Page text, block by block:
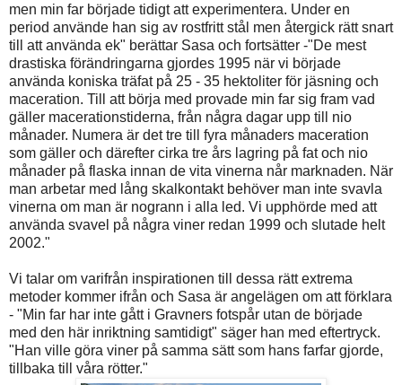
men min far började tidigt att experimentera. Under en
period använde han sig av rostfritt stål men återgick rätt snart
till att använda ek" berättar Sasa och fortsätter -"De mest
drastiska förändringarna gjordes 1995 när vi började
använda koniska träfat på 25 - 35 hektoliter för jäsning och
maceration. Till att börja med provade min far sig fram vad
gäller macerationstiderna, från några dagar upp till nio
månader. Numera är det tre till fyra månaders maceration
som gäller och därefter cirka tre års lagring på fat och nio
månader på flaska innan de vita vinerna når marknaden. När
man arbetar med lång skalkontakt behöver man inte svavla
vinerna om man är nogrann i alla led. Vi upphörde med att
använda svavel på några viner redan 1999 och slutade helt
2002."
Vi talar om varifrån inspirationen till dessa rätt extrema
metoder kommer ifrån och Sasa är angelägen om att förklara
- "Min far har inte gått i Gravners fotspår utan de började
med den här inriktning samtidigt" säger han med eftertryck.
"Han ville göra viner på samma sätt som hans farfar gjorde,
tillbaka till våra rötter."